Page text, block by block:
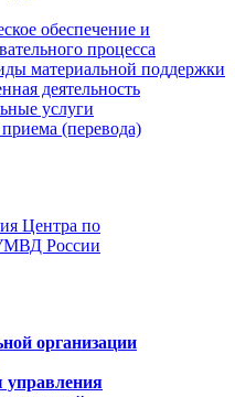
обеспечение и
процесса
материальной поддержки
деятельность
услуги
(перевода)
Центра по
России
организации
управления